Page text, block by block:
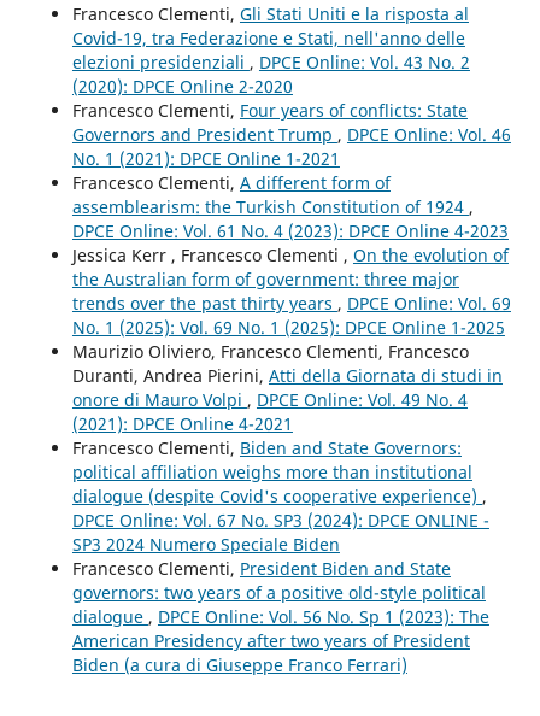
Francesco Clementi, Gli Stati Uniti e la risposta al
Covid-19, tra Federazione e Stati, nell'anno delle
elezioni presidenziali , DPCE Online: Vol. 43 No. 2
(2020): DPCE Online 2-2020
Francesco Clementi, Four years of conflicts: State
Governors and President Trump , DPCE Online: Vol. 46
No. 1 (2021): DPCE Online 1-2021
Francesco Clementi, A different form of
assemblearism: the Turkish Constitution of 1924 ,
DPCE Online: Vol. 61 No. 4 (2023): DPCE Online 4-2023
Jessica Kerr , Francesco Clementi , On the evolution of
the Australian form of government: three major
trends over the past thirty years , DPCE Online: Vol. 69
No. 1 (2025): Vol. 69 No. 1 (2025): DPCE Online 1-2025
Maurizio Oliviero, Francesco Clementi, Francesco
Duranti, Andrea Pierini, Atti della Giornata di studi in
onore di Mauro Volpi , DPCE Online: Vol. 49 No. 4
(2021): DPCE Online 4-2021
Francesco Clementi, Biden and State Governors:
political affiliation weighs more than institutional
dialogue (despite Covid's cooperative experience) ,
DPCE Online: Vol. 67 No. SP3 (2024): DPCE ONLINE -
SP3 2024 Numero Speciale Biden
Francesco Clementi, President Biden and State
governors: two years of a positive old-style political
dialogue , DPCE Online: Vol. 56 No. Sp 1 (2023): The
American Presidency after two years of President
Biden (a cura di Giuseppe Franco Ferrari)